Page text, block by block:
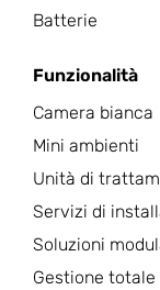
Batterie
Funzionalità
Camera bianca
Mini ambienti
Unità di
Servizi di
Soluzioni
Gestione